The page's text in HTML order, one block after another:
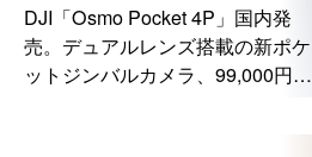
DJI「Osmo Pocket 4P」国内発
売。デュアルレンズ搭載の新ポケ
ットジンバルカメラ、99,000円か